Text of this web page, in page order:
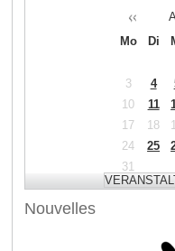
Mo
Di
3
4
10
11
17
18
24
25
31
Nouvelles